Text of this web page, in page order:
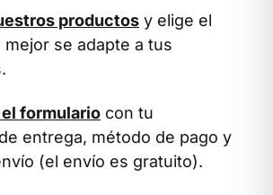
productos y elige el
se adapte a tus
formulario con tu
entrega, método de pago y
(el envío es gratuito).